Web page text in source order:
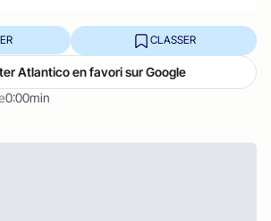
0:00min
CLASSER
Atlantico en favori sur Google